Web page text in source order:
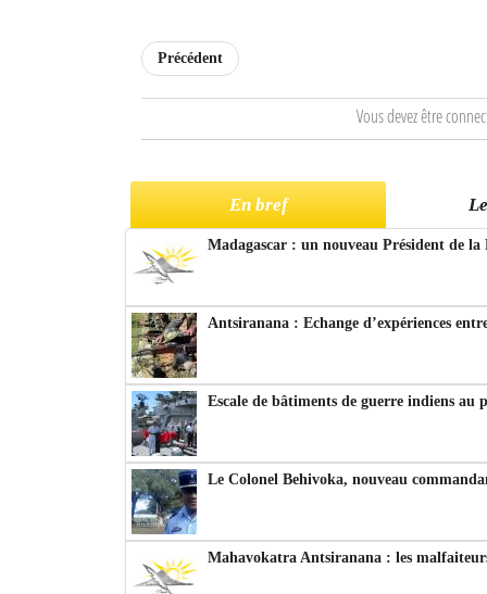
Précédent
Vous devez être
En bref
Madagascar : un nouveau Président de
Antsiranana : Echange d’expériences
Escale de bâtiments de guerre indiens au
Le Colonel Behivoka, nouveau
Mahavokatra Antsiranana : les